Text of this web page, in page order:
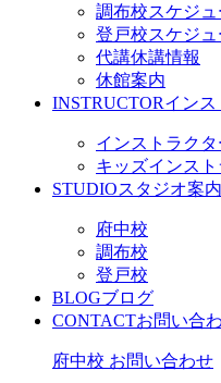
調布校スケジ
登戸校スケジ
代講休講情報
休館案内
INSTRUCTORインス
インストラクタ
キッズインス
STUDIOスタジオ案内
府中校
調布校
登戸校
BLOGブログ
CONTACTお問い合
府中校 お問い合わせ